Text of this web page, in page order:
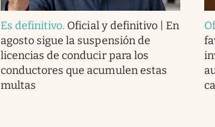
Es definitivo. Oficial y definitivo | En
agosto sigue la suspensión de
licencias de conducir para los
conductores que acumulen estas
multas